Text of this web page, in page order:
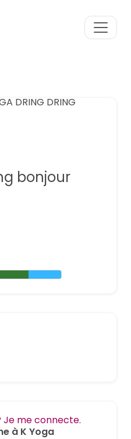
bonjour
Je me connecte.
à K Yoga